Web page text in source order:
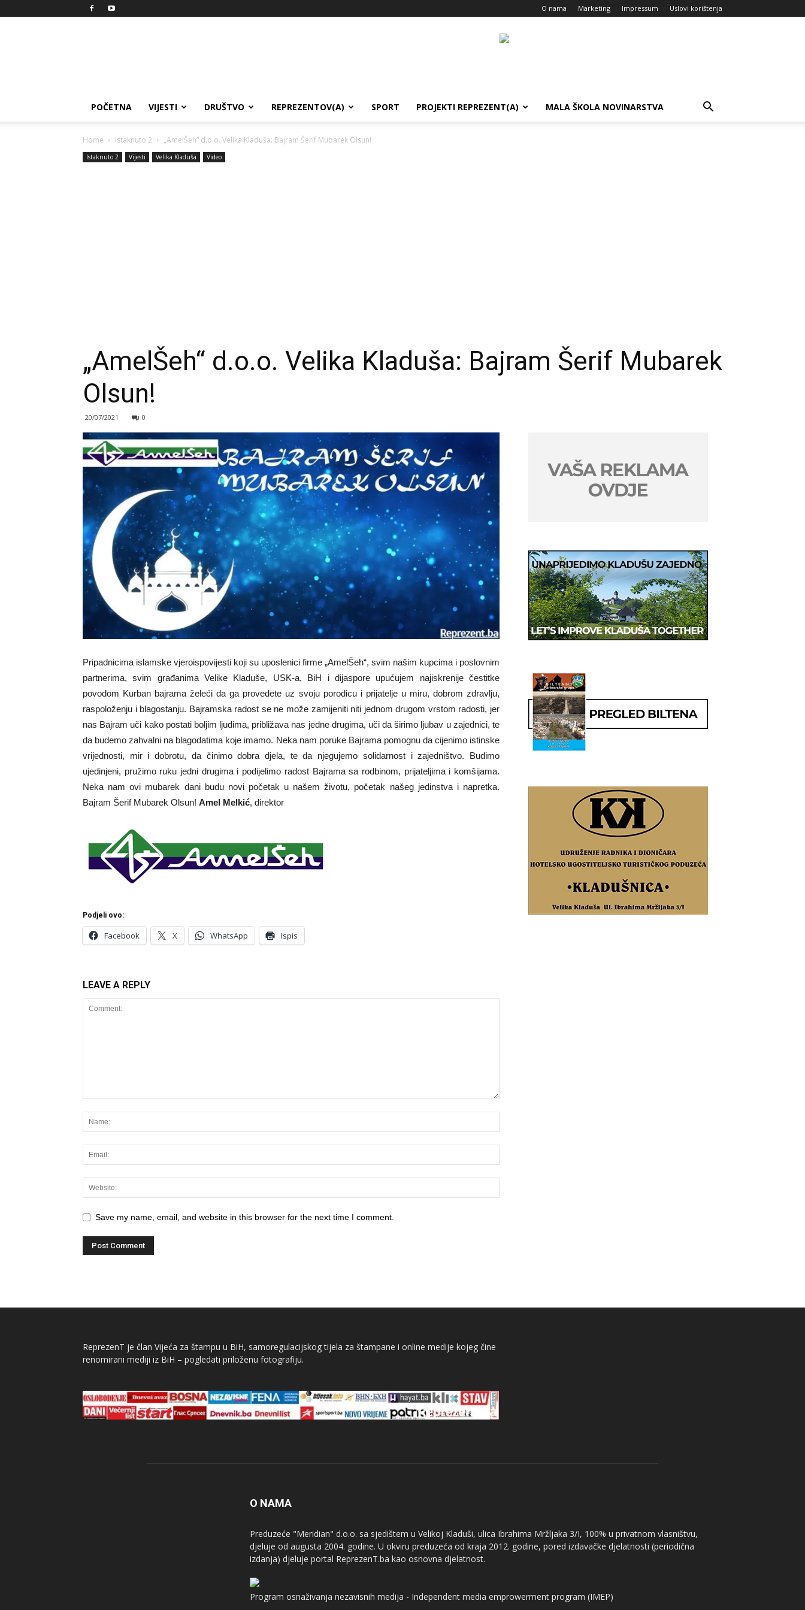
O nama Marketing Impressum Uslovi korištenja
POČETNA VIJESTI DRUŠTVO REPREZENTOV(A) SPORT PROJEKTI REPREZENT(A) MALA ŠKOLA NOVINARSTVA
Home Istaknuto 2 „AmelŠeh“ d.o.o. Velika Kladuša: Bajram Šerif Mubarek Olsun!
Istaknuto 2 Vijesti Velika Kladuša Video
„AmelŠeh“ d.o.o. Velika Kladuša: Bajram Šerif Mubarek
Olsun!
20/07/2021 0
Pripadnicima islamske vjeroispovijesti koji su uposlenici firme „AmelŠeh“, svim našim kupcima i poslovnim
partnerima, svim građanima Velike Kladuše, USK-a, BiH i dijaspore upućujem najiskrenije čestitke
povodom Kurban bajrama želeći da ga provedete uz svoju porodicu i prijatelje u miru, dobrom zdravlju,
raspoloženju i blagostanju. Bajramska radost se ne može zamijeniti niti jednom drugom vrstom radosti, jer
nas Bajram uči kako postati boljim ljudima, približava nas jedne drugima, uči da širimo ljubav u zajednici, te
da budemo zahvalni na blagodatima koje imamo. Neka nam poruke Bajrama pomognu da cijenimo istinske
vrijednosti, mir i dobrotu, da činimo dobra djela, te da njegujemo solidarnost i zajedništvo. Budimo
ujedinjeni, pružimo ruku jedni drugima i podijelimo radost Bajrama sa rodbinom, prijateljima i komšijama.
Neka nam ovi mubarek dani budu novi početak u našem životu, početak našeg jedinstva i napretka.
Bajram Šerif Mubarek Olsun! Amel Melkić, direktor
Podjeli ovo:
Facebook X WhatsApp Ispis
LEAVE A REPLY
Save my name, email, and website in this browser for the next time I comment.
ReprezenT je član Vijeća za štampu u BiH, samoregulacijskog tijela za štampane i online medije kojeg čine
renomirani mediji iz BiH – pogledati priloženu fotografiju.
O NAMA
Preduzeće "Meridian" d.o.o. sa sjedištem u Velikoj Kladuši, ulica Ibrahima Mržljaka 3/I, 100% u privatnom vlasništvu,
djeluje od augusta 2004. godine. U okviru preduzeća od kraja 2012. godine, pored izdavačke djelatnosti (periodična
izdanja) djeluje portal ReprezenT.ba kao osnovna djelatnost.
Program osnaživanja nezavisnih medija - Independent media emprowerment program (IMEP)